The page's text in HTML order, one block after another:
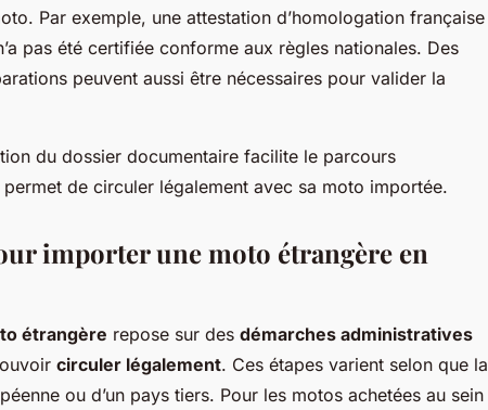
Par exemple, une attestation d’homologation française
pas été certifiée conforme aux règles nationales. Des
peuvent aussi être nécessaires pour valider la
du dossier documentaire facilite le parcours
de circuler légalement avec sa moto importée.
importer une moto étrangère en
étrangère repose sur des démarches administratives
circuler légalement. Ces étapes varient selon que la
ou d’un pays tiers. Pour les motos achetées au sein